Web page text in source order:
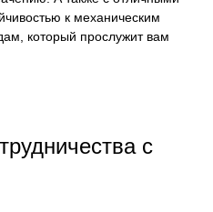
к механическим
который прослужит вам
с